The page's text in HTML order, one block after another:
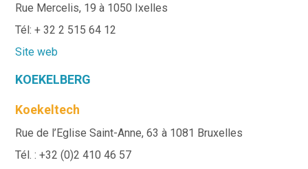
Rue Mercelis, 19 à 1050 Ixelles
Tél: + 32 2 515 64 12
Site web
KOEKELBERG
Koekeltech
Rue de l’Eglise Saint-Anne, 63 à 1081 Bruxelles
Tél. : +32 (0)2 410 46 57